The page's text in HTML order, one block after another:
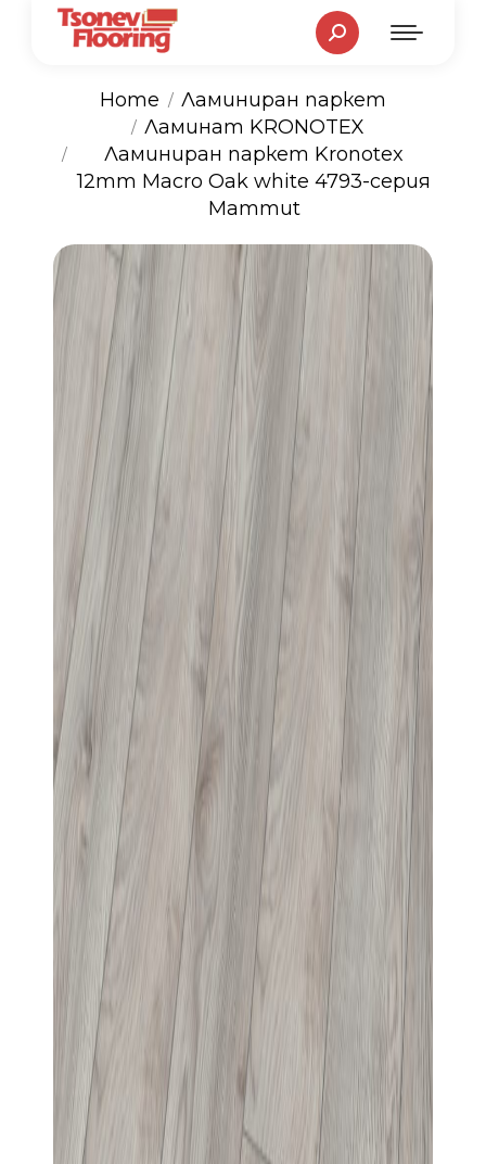
Search:
You are here:
Home
Ламиниран паркет
Ламинат KRONOTEX
Ламиниран паркет Kronotex
12mm Macro Oak white 4793-серия
Mammut